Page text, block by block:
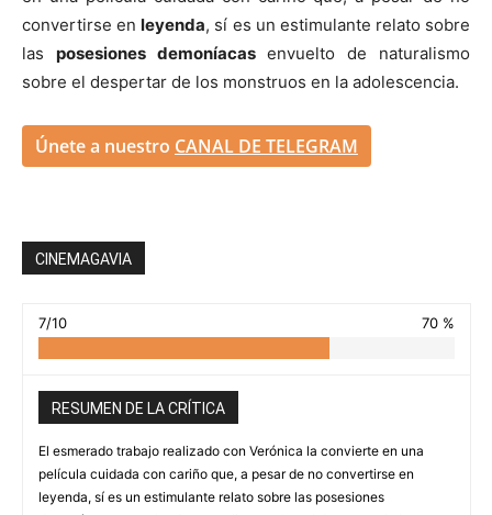
convertirse enleyenda, sí es un estimulante relato sobre
las posesiones demoníacasenvuelto de naturalismo
sobre el despertar de los monstruos en la adolescencia.
Únete a nuestro CANAL DE TELEGRAM
CINEMAGAVIA
7/10 70 %
RESUMEN DE LA CRÍTICA
El esmerado trabajo realizado con Verónica la convierte en una
película cuidada con cariño que, a pesar de no convertirse en
leyenda, sí es un estimulante relato sobre las posesiones